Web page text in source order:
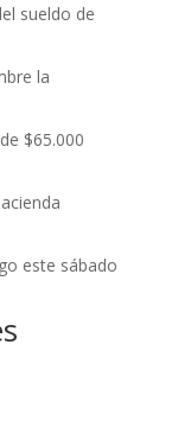
sueldo de
la
$65.000
este sábado